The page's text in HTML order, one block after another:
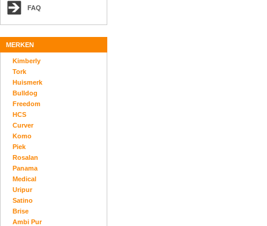
FAQ
MERKEN
Kimberly
Tork
Huismerk
Bulldog
Freedom
HCS
Curver
Komo
Piek
Rosalan
Panama
Medical
Uripur
Satino
Brise
Ambi Pur